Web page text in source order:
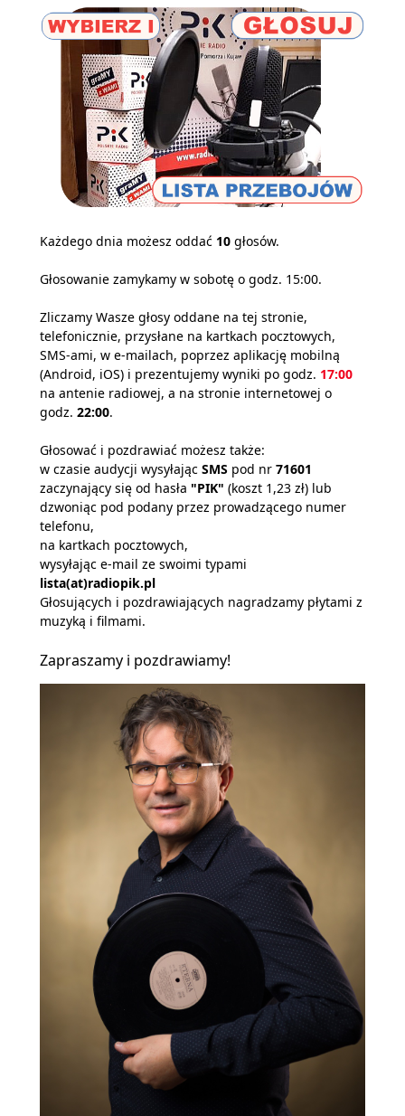
Każdego dnia możesz oddać 10 głosów.
Głosowanie zamykamy w sobotę o godz. 15:00.
Zliczamy Wasze głosy oddane na tej stronie,
telefonicznie, przysłane na kartkach pocztowych,
SMS-ami, w e-mailach, poprzez aplikację mobilną
(Android, iOS) i prezentujemy wyniki po godz. 17:00
na antenie radiowej, a na stronie internetowej o
godz. 22:00.
Głosować i pozdrawiać możesz także:
w czasie audycji wysyłając SMS pod nr 71601
zaczynający się od hasła "PIK" (koszt 1,23 zł) lub
dzwoniąc pod podany przez prowadzącego numer
telefonu,
na kartkach pocztowych,
wysyłając e-mail ze swoimi typami
lista(at)radiopik.pl
Głosujących i pozdrawiających nagradzamy płytami z
muzyką i filmami.
Zapraszamy i pozdrawiamy!